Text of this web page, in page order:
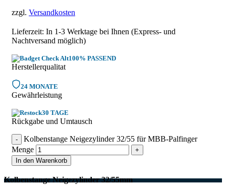
zzgl. Versandkosten
Lieferzeit: In 1-3 Werktage bei Ihnen (Express- und
Nachtversand möglich)
100% PASSEND
Herstellerqualitat
24 MONATE
Gewährleistung
30 TAGE
Rückgabe und Umtausch
Kolbenstange Neigezylinder 32/55 für MBB-Palfinger
Menge
In den Warenkorb
Kolbenstange Neigezylinder 32/55mm